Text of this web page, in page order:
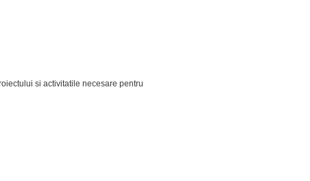
si activitatile necesare pentru